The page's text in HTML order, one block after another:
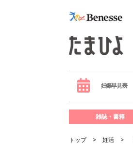
妊娠早見表
雑誌・書籍
トップ 妊活